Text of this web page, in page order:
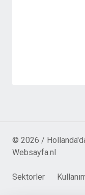
© 2026 /
Websayfa.nl
Sektorler